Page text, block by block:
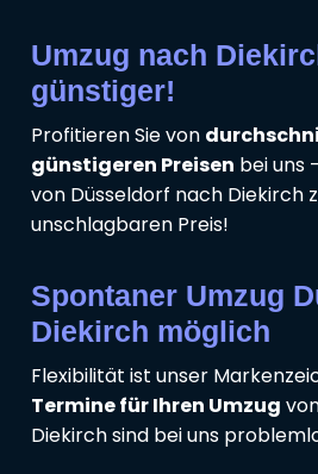
Umzug nach
günstiger!
Profitieren Sie von
günstigeren Preisen bei uns
von Düsseldorf nach Diekirch
unschlagbaren Preis!
Spontaner Umzug
Diekirch möglich
Flexibilität ist unser
Termine für Ihren Umzug
Diekirch sind bei uns